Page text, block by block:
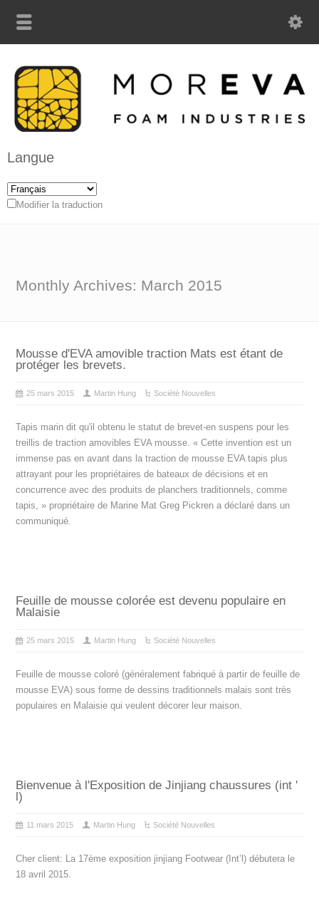
Langue
Modifier la traduction
Monthly Archives: March 2015
Mousse d'EVA amovible traction Mats est étant de
protéger les brevets.
25 mars 2015 Martin Hung Société Nouvelles
Tapis marin dit qu'il obtenu le statut de brevet-en suspens pour les
treillis de traction amovibles EVA mousse. « Cette invention est un
immense pas en avant dans la traction de mousse EVA tapis plus
attrayant pour les propriétaires de bateaux de décisions et en
concurrence avec des produits de planchers traditionnels, comme
tapis, » propriétaire de Marine Mat Greg Pickren a déclaré dans un
communiqué.
Feuille de mousse colorée est devenu populaire en
Malaisie
25 mars 2015 Martin Hung Société Nouvelles
Feuille de mousse coloré (généralement fabriqué à partir de feuille de
mousse EVA) sous forme de dessins traditionnels malais sont très
populaires en Malaisie qui veulent décorer leur maison.
Bienvenue à l'Exposition de Jinjiang chaussures (int '
l)
11 mars 2015 Martin Hung Société Nouvelles
Cher client: La 17ème exposition jinjiang Footwear (Int’l) débutera le
18 avril 2015.